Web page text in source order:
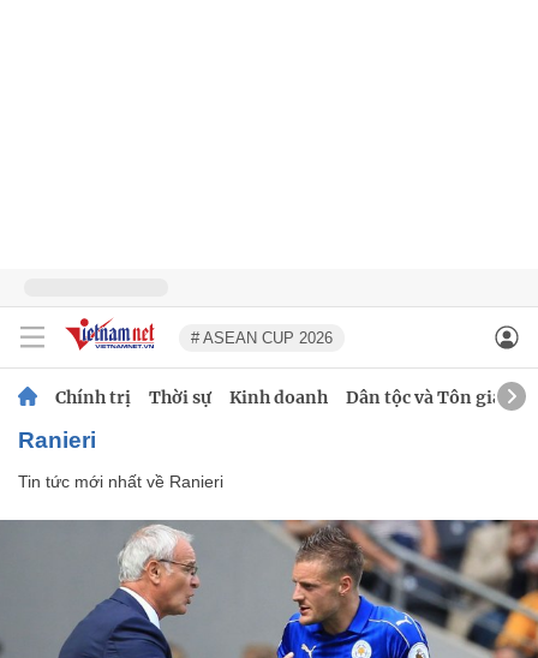
# ASEAN CUP 2026
Chính trị Thời sự Kinh doanh Dân tộc và Tôn giáo
Ranieri
Tin tức mới nhất về Ranieri